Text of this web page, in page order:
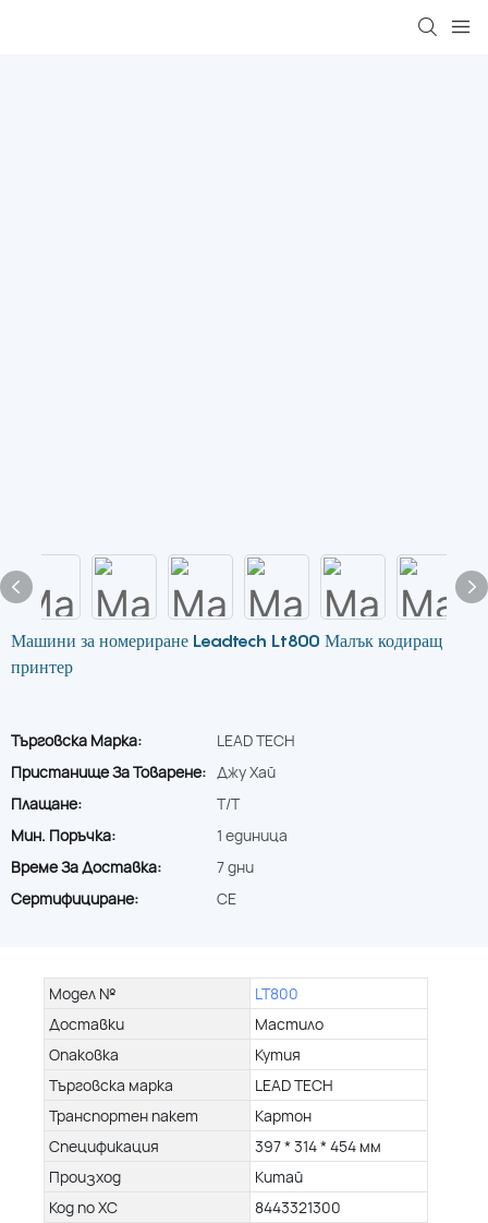
Машини за номериране Leadtech Lt800 Малък кодиращ
принтер
Търговска Марка:
LEAD TECH
Пристанище За Товарене: Джу Хай
Плащане:
T/T
Мин. Поръчка:
1 единица
Време За Доставка:
7 дни
Сертифициране:
CE
Модел №
LT800
Доставки
Мастило
Опаковка
Кутия
Търговска марка
LEAD TECH
Транспортен пакет
Картон
Спецификация
397 * 314 * 454 мм
Произход
Китай
Код по ХС
8443321300